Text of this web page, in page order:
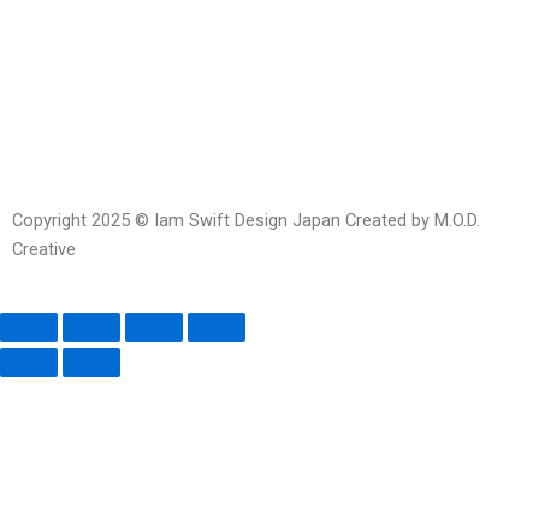
Copyright 2025 © Iam Swift Design Japan Created by M.O.D.
Creative